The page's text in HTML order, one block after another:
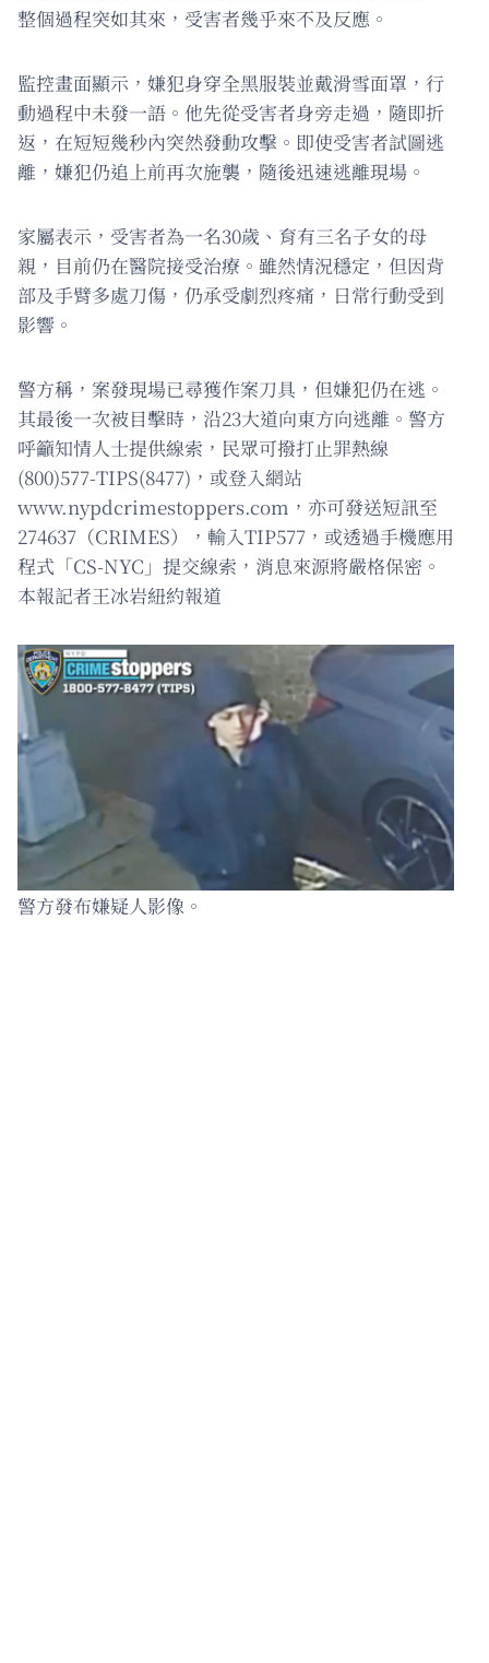
整個過程突如其來，受害者幾乎來不及反應。
監控畫面顯示，嫌犯身穿全黑服裝並戴滑雪面罩，行
動過程中未發一語。他先從受害者身旁走過，隨即折
返，在短短幾秒內突然發動攻擊。即使受害者試圖逃
離，嫌犯仍追上前再次施襲，隨後迅速逃離現場。
家屬表示，受害者為一名30歲、育有三名子女的母
親，目前仍在醫院接受治療。雖然情況穩定，但因背
部及手臂多處刀傷，仍承受劇烈疼痛，日常行動受到
影響。
警方稱，案發現場已尋獲作案刀具，但嫌犯仍在逃。
其最後一次被目擊時，沿23大道向東方向逃離。警方
呼籲知情人士提供線索，民眾可撥打止罪熱線
(800)577-TIPS(8477)，或登入網站
www.nypdcrimestoppers.com，亦可發送短訊至
274637（CRIMES），輸入TIP577，或透過手機應用
程式「CS-NYC」提交線索，消息來源將嚴格保密。
本報記者王冰岩紐約報道
警方發布嫌疑人影像。